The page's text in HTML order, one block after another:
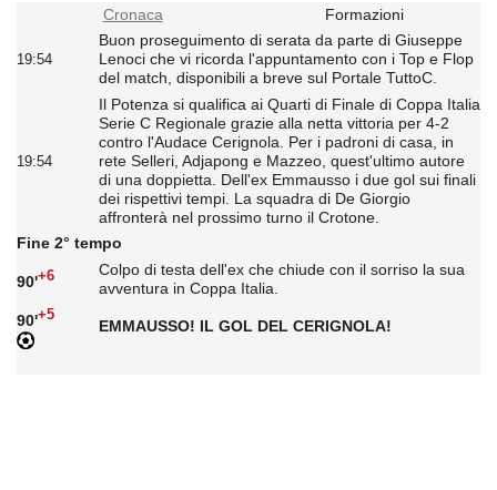
Cronaca Formazioni
19:54
Buon proseguimento di serata da parte di Giuseppe
Lenoci che vi ricorda l'appuntamento con i Top e Flop
del match, disponibili a breve sul Portale TuttoC.
19:54
Il Potenza si qualifica ai Quarti di Finale di Coppa Italia
Serie C Regionale grazie alla netta vittoria per 4-2
contro l'Audace Cerignola. Per i padroni di casa, in
rete Selleri, Adjapong e Mazzeo, quest'ultimo autore
di una doppietta. Dell'ex Emmausso i due gol sui finali
dei rispettivi tempi. La squadra di De Giorgio
affronterà nel prossimo turno il Crotone.
Fine 2° tempo
90'+6
Colpo di testa dell'ex che chiude con il sorriso la sua
avventura in Coppa Italia.
90'+5
EMMAUSSO! IL GOL DEL CERIGNOLA!